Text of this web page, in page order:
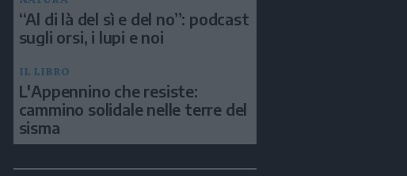
“Al di là del sì e del no”: podcast
sugli orsi, i lupi e noi
IL LIBRO
L'Appennino che resiste:
cammino solidale nelle terre del
sisma